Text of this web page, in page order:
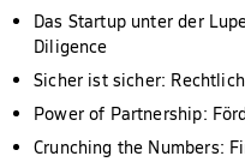
Das Startup unter der
Diligence
Sicher ist sicher:
Power of Partnership:
Crunching the Numbers: